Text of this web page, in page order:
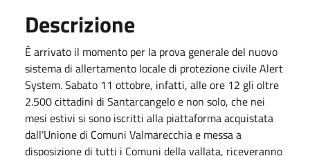
Descrizione
È arrivato il momento per la prova generale del nuovo
sistema di allertamento locale di protezione civile Alert
System. Sabato 11 ottobre, infatti, alle ore 12 gli oltre
2.500 cittadini di Santarcangelo e non solo, che nei
mesi estivi si sono iscritti alla piattaforma acquistata
dall’Unione di Comuni Valmarecchia e messa a
disposizione di tutti i Comuni della vallata, riceveranno